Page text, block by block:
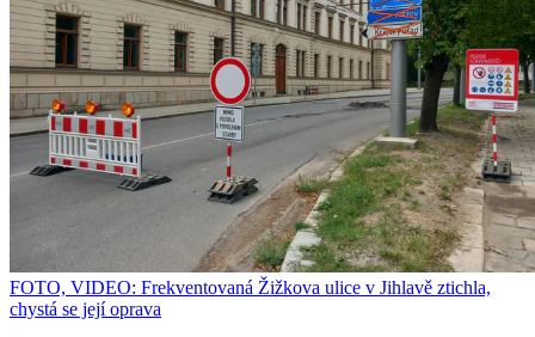
FOTO, VIDEO: Frekventovaná Žižkova ulice v Jihlavě ztichla,
chystá se její oprava